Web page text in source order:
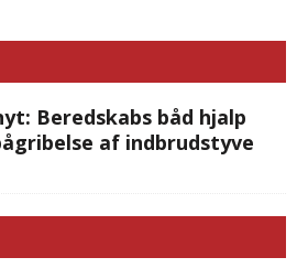
Beredskabs båd hjalp
af indbrudstyve